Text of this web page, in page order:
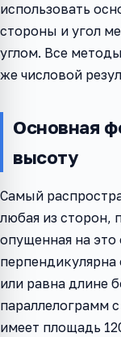
использовать
стороны и угол
углом. Все
же числовой
Основная
высоту
Самый
любая из сторон,
опущенная на это
или равна длине
параллелограмм
имеет площадь